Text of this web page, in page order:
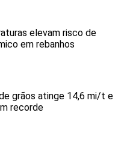
elevam risco de
em rebanhos
grãos atinge 14,6 mi/t e
recorde